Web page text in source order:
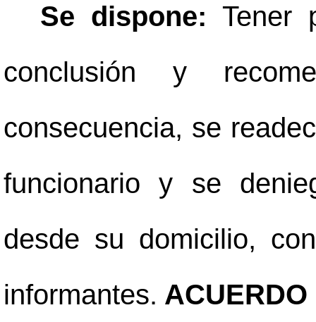
Se dispone:Tener
conclusión y
consecuencia, se
funcionario y se
desde su domicilio,
informantes. ACUERDO